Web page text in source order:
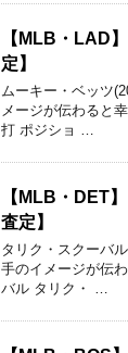
【MLB・LAD
定】
ムーキー・ベッツ
メージが伝わると
打 ポジショ …
【MLB・DET
査定】
タリク・スクーバ
手のイメージが伝
バル タリク・ …